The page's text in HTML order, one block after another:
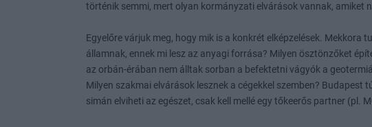
történik semmi, mert olyan kormányzati elvárások vannak, amiket
Egyelőre várjuk meg, hogy mik is a konkrét elképzelések.
államnak, ennek mi lesz az anyagi forrása? Milyen ösztönzőket
az orbán-érában nem álltak sorban a befektetni vágyók a
Milyen szakmai elvárások lesznek a cégekkel szemben?
simán elviheti az egészet, csak kell mellé egy tőkeerős partner (pl.